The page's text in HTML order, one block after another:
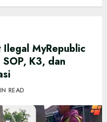
MyRepublic
K3, dan
READ